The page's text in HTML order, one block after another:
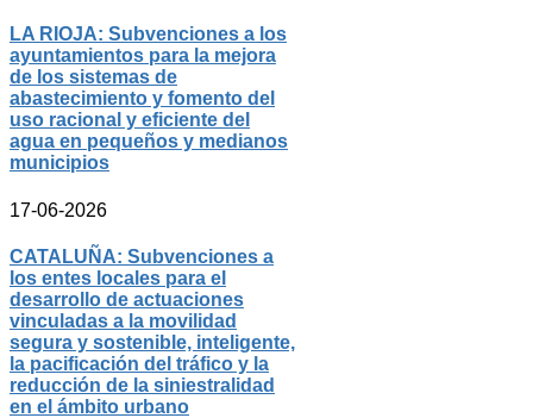
LA RIOJA: Subvenciones a los
ayuntamientos para la mejora
de los sistemas de
abastecimiento y fomento del
uso racional y eficiente del
agua en pequeños y medianos
municipios
17-06-2026
CATALUÑA: Subvenciones a
los entes locales para el
desarrollo de actuaciones
vinculadas a la movilidad
segura y sostenible, inteligente,
la pacificación del tráfico y la
reducción de la siniestralidad
en el ámbito urbano